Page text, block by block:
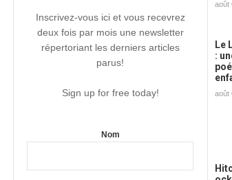
Inscrivez-vous ici et vous recevrez
deux fois par mois une newsletter
répertoriant les derniers articles
parus!
Sign up for free today!
Nom
août
Le
:
août